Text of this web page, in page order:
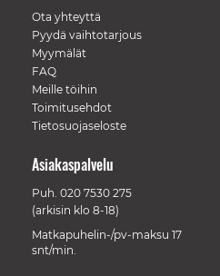
Ota yhteyttä
Pyydä vaihtotarjous
Myymälät
FAQ
Meille töihin
Toimitusehdot
Tietosuojaseloste
Asiakaspalvelu
Puh. 020 7530 275
(arkisin klo 8-18)
Matkapuhelin-/pv-maksu 17
snt/min.